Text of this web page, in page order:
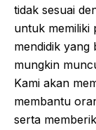
tidak sesuai
untuk memiliki
mendidik yang
mungkin
Kami akan
membantu
serta